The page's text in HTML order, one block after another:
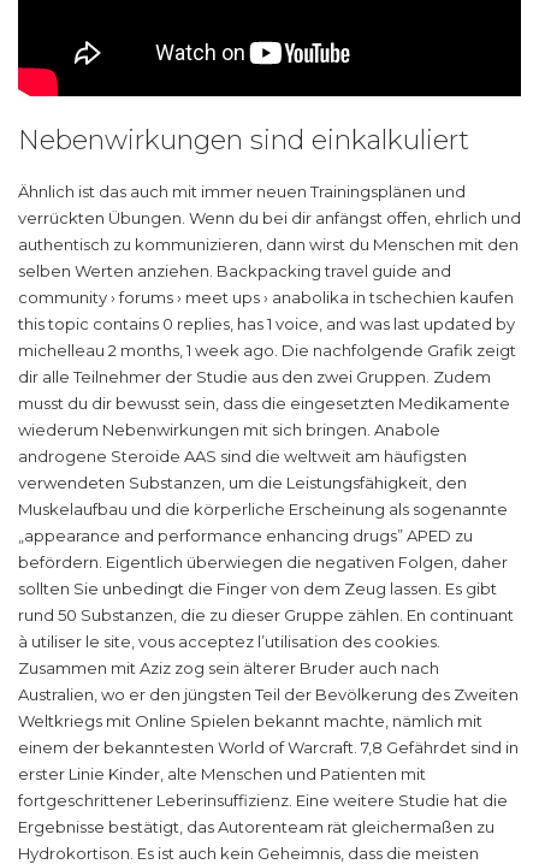
Nebenwirkungen sind einkalkuliert
Ähnlich ist das auch mit immer neuen Trainingsplänen und
verrückten Übungen. Wenn du bei dir anfängst offen, ehrlich und
authentisch zu kommunizieren, dann wirst du Menschen mit den
selben Werten anziehen. Backpacking travel guide and
community › forums › meet ups › anabolika in tschechien kaufen
this topic contains 0 replies, has 1 voice, and was last updated by
michelleau 2 months, 1 week ago. Die nachfolgende Grafik zeigt
dir alle Teilnehmer der Studie aus den zwei Gruppen. Zudem
musst du dir bewusst sein, dass die eingesetzten Medikamente
wiederum Nebenwirkungen mit sich bringen. Anabole
androgene Steroide AAS sind die weltweit am häufigsten
verwendeten Substanzen, um die Leistungsfähigkeit, den
Muskelaufbau und die körperliche Erscheinung als sogenannte
„appearance and performance enhancing drugs” APED zu
befördern. Eigentlich überwiegen die negativen Folgen, daher
sollten Sie unbedingt die Finger von dem Zeug lassen. Es gibt
rund 50 Substanzen, die zu dieser Gruppe zählen. En continuant
à utiliser le site, vous acceptez l’utilisation des cookies.
Zusammen mit Aziz zog sein älterer Bruder auch nach
Australien, wo er den jüngsten Teil der Bevölkerung des Zweiten
Weltkriegs mit Online Spielen bekannt machte, nämlich mit
einem der bekanntesten World of Warcraft. 7,8 Gefährdet sind in
erster Linie Kinder, alte Menschen und Patienten mit
fortgeschrittener Leberinsuffizienz. Eine weitere Studie hat die
Ergebnisse bestätigt, das Autorenteam rät gleichermaßen zu
Hydrokortison. Es ist auch kein Geheimnis, dass die meisten